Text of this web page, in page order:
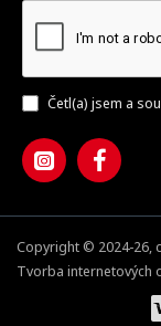
Četl(a) jsem a
Copyright © 2024-26,
Tvorba internetových